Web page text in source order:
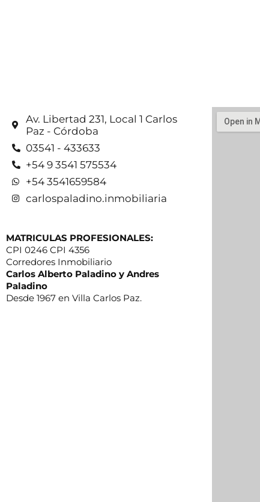
Av. Libertad 231, Local 1 Carlos
Paz - Córdoba
03541 - 433633
+54 9 3541 575534
+54 3541659584
carlospaladino.inmobiliaria
MATRICULAS PROFESIONALES:
CPI 0246 CPI 4356
Corredores Inmobiliario
Carlos Alberto Paladino y Andres
Paladino
Desde 1967 en Villa Carlos Paz.